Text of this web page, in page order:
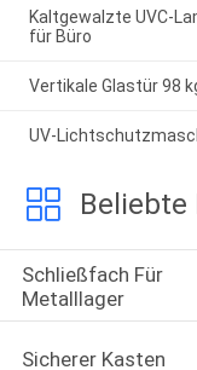
Kaltgewalzte UVC-
für Büro
Vertikale Glastür 98
UV-
Beliebte
Schließfach Für
Metalllager
Sicherer Kasten